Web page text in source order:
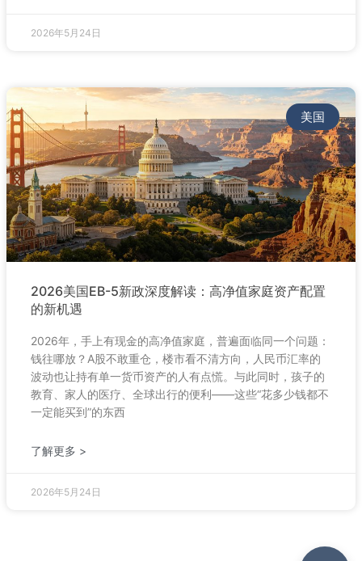
2026年5月24日
美国
2026美国EB-5新政深度解读：高净值家庭资产配置
的新机遇
2026年，手上有现金的高净值家庭，普遍面临同一个问题：
钱往哪放？A股不敢重仓，楼市看不清方向，人民币汇率的
波动也让持有单一货币资产的人有点慌。与此同时，孩子的
教育、家人的医疗、全球出行的便利——这些“花多少钱都不
一定能买到”的东西
了解更多 >
2026年5月24日